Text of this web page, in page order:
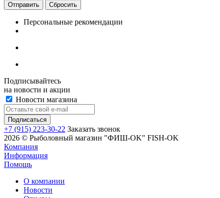
Сбросить
Персональные рекомендации
Подписывайтесь
на новости и акции
Новости магазина
+7 (915) 223-30-22 Заказать звонок
2026 © Рыболовный магазин "ФИШ-OK" FISH-OK
Компания
Информация
Помощь
О компании
Новости